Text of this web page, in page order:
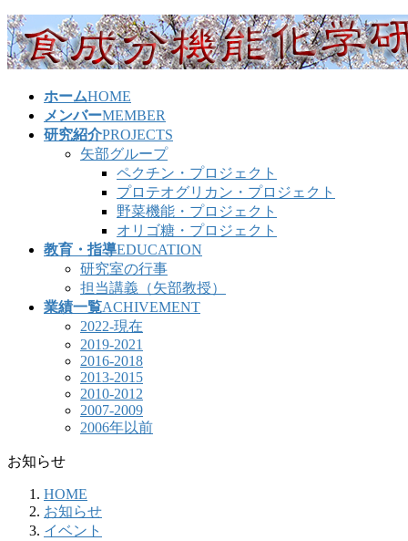
コ
ン
テ
ナ
ビ
ゲ
ホームHOME
メンバーMEMBER
研究紹介PROJECTS
矢部グループ
ペクチン・プロジェクト
プロテオグリカン・プロジェクト
野菜機能・プロジェクト
オリゴ糖・プロジェクト
教育・指導EDUCATION
研究室の行事
担当講義（矢部教授）
業績一覧ACHIVEMENT
2022-現在
2019-2021
2016-2018
2013-2015
2010-2012
2007-2009
2006年以前
お知らせ
HOME
お知らせ
イベント